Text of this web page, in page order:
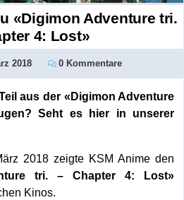
«Digimon Adventure tri.
4: Lost»
2018 0 Kommentare
aus der «Digimon Adventure
Seht es hier in unserer
2018 zeigte KSM Anime den
tri. – Chapter 4: Lost»
Kinos.